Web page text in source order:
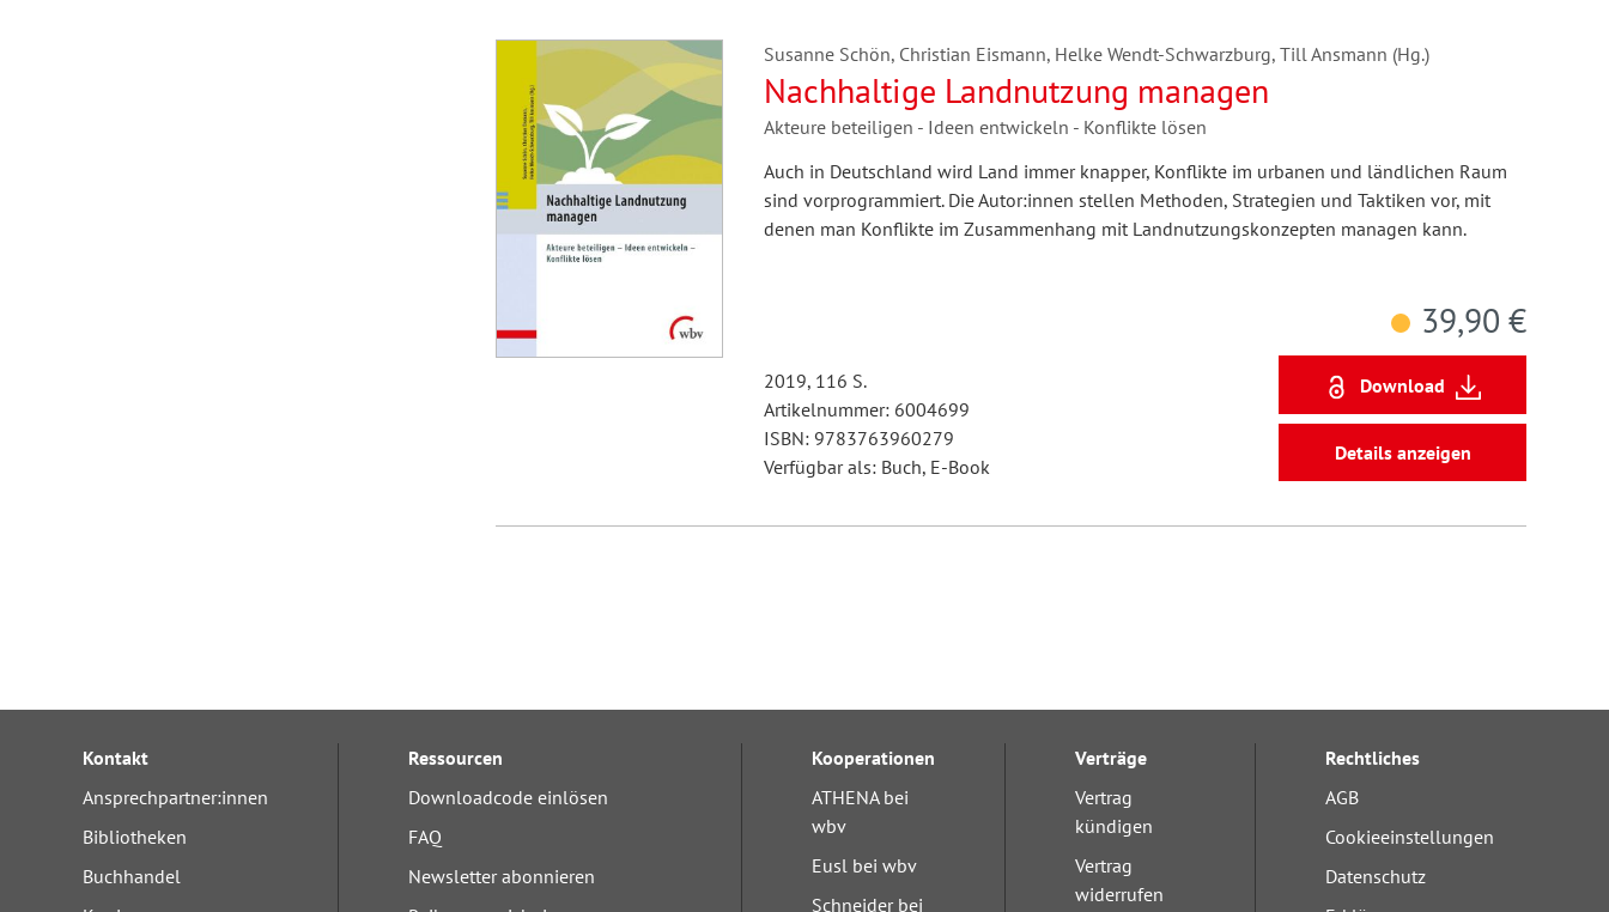
Susanne Schön, Christian Eismann, Helke Wendt-Schwarzburg, Till Ansmann (Hg.)
Nachhaltige Landnutzung managen
Akteure beteiligen - Ideen entwickeln - Konflikte lösen
Auch in Deutschland wird Land immer knapper, Konflikte im urbanen und ländlichen Raum
sind vorprogrammiert. Die Autor:innen stellen Methoden, Strategien und Taktiken vor, mit
denen man Konflikte im Zusammenhang mit Landnutzungskonzepten managen kann.
2019, 116 S.
Artikelnummer: 6004699
ISBN: 9783763960279
Verfügbar als: Buch, E-Book
39,90 €
Download
Details anzeigen
Kontakt
Ansprechpartner:innen
Bibliotheken
Buchhandel
Ressourcen
Downloadcode einlösen
FAQ
Newsletter abonnieren
Kooperationen
ATHENA bei
wbv
Eusl bei wbv
Schneider bei
Verträge
Vertrag
kündigen
Vertrag
widerrufen
Rechtliches
AGB
Cookieeinstellungen
Datenschutz